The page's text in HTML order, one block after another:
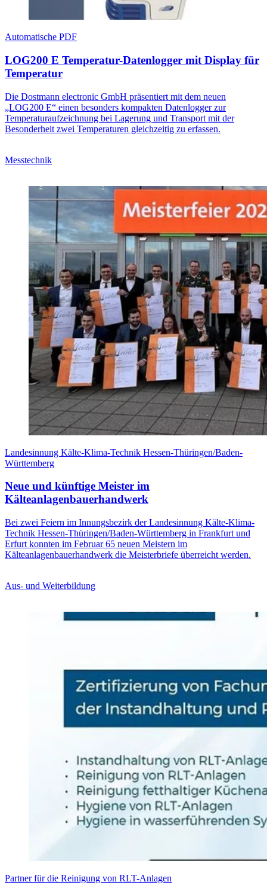
Automatische PDF
LOG200 E Temperatur-Datenlogger mit Display für
Temperatur
Die Dostmann electronic GmbH präsentiert mit dem neuen
„LOG200 E“ einen besonders kompakten Datenlogger zur
Temperaturaufzeichnung bei Lagerung und Transport mit der
Besonderheit zwei Temperaturen gleichzeitig zu erfassen.
Messtechnik
Landesinnung Kälte-Klima-Technik Hessen-Thüringen/Baden-
Württemberg
Neue und künftige Meister im
Kälteanlagenbauerhandwerk
Bei zwei Feiern im Innungsbezirk der Landesinnung Kälte-Klima-
Technik Hessen-Thüringen/Baden-Württemberg in Frankfurt und
Erfurt konnten im Februar 65 neuen Meistern im
Kälteanlagenbauerhandwerk die Meisterbriefe überreicht werden.
Aus- und Weiterbildung
Partner für die Reinigung von RLT-Anlagen